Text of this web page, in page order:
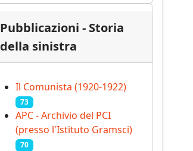
Pubblicazioni - Storia
della sinistra
Il Comunista (1920-1922)
73
APC - Archivio del PCI
(presso l'Istituto Gramsci)
70